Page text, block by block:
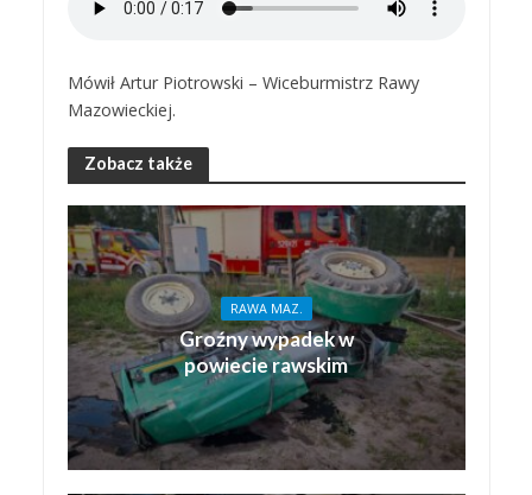
Mówił Artur Piotrowski – Wiceburmistrz Rawy
Mazowieckiej.
Zobacz także
RAWA MAZ.
Groźny wypadek w
powiecie rawskim